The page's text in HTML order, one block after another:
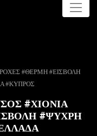
#ΘΕΡΜΗ #ΕΙΣΒΟΛΗ
#ΚΥΠΡΟΣ
#ΧΙΟΝΙΑ
#ΨΥΧΡΗ